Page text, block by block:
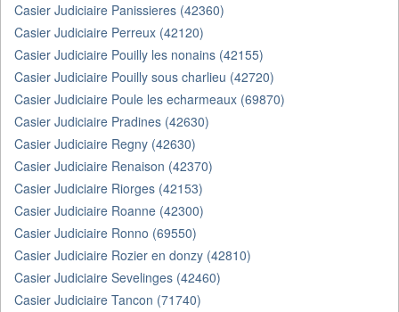
Casier Judiciaire Panissieres (42360)
Casier Judiciaire Perreux (42120)
Casier Judiciaire Pouilly les nonains (42155)
Casier Judiciaire Pouilly sous charlieu (42720)
Casier Judiciaire Poule les echarmeaux (69870)
Casier Judiciaire Pradines (42630)
Casier Judiciaire Regny (42630)
Casier Judiciaire Renaison (42370)
Casier Judiciaire Riorges (42153)
Casier Judiciaire Roanne (42300)
Casier Judiciaire Ronno (69550)
Casier Judiciaire Rozier en donzy (42810)
Casier Judiciaire Sevelinges (42460)
Casier Judiciaire Tancon (71740)